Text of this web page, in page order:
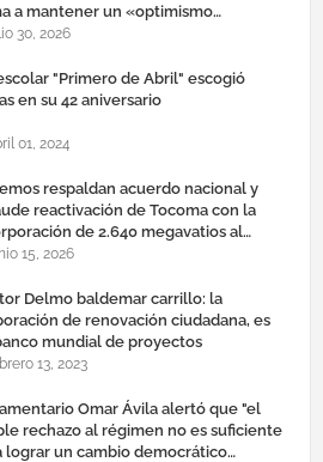
a mantener un «optimismo
30, 2026
"Primero de Abril" escogió
en su 42 aniversario
01, 2024
respaldan acuerdo nacional y
reactivación de Tocoma con la
de 2.640 megavatios al
eléctrico nacional
15, 2026
Delmo baldemar carrillo: la
de renovación ciudadana, es
mundial de proyectos
13, 2023
Omar Ávila alertó que "el
rechazo al régimen no es suficiente
lograr un cambio democrático